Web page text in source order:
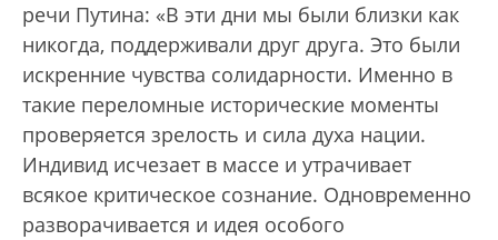
речи Путина: «В эти дни мы были близки как
никогда, поддерживали друг друга. Это были
искренние чувства солидарности. Именно в
такие переломные исторические моменты
проверяется зрелость и сила духа нации.
Индивид исчезает в массе и утрачивает
всякое критическое сознание. Одновременно
разворачивается и идея особого